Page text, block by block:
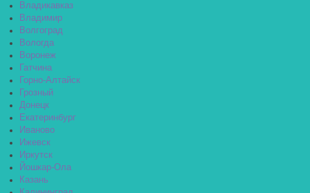
Владикавказ
Владимир
Волгоград
Вологда
Воронеж
Гатчина
Горно-Алтайск
Грозный
Донецк
Екатеринбург
Иваново
Ижевск
Иркутск
Йошкар-Ола
Казань